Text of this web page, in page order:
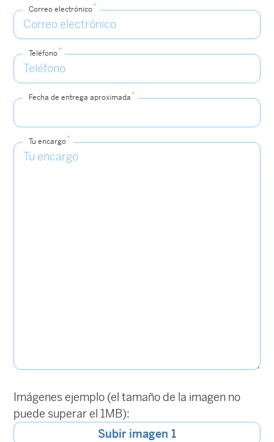
Correo electrónico*
Teléfono*
Fecha de entrega aproximada*
Tu encargo*
Imágenes ejemplo (el tamaño de la imagen no
puede superar el 1MB):
Subir imagen 1